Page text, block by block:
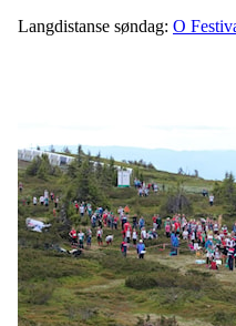
Langdistanse søndag: O